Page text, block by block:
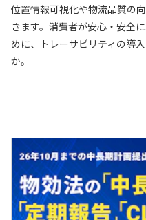
位置情報可視化や物流品質の
きます。消費者が安心・安全
めに、トレーサビリティの導
か。